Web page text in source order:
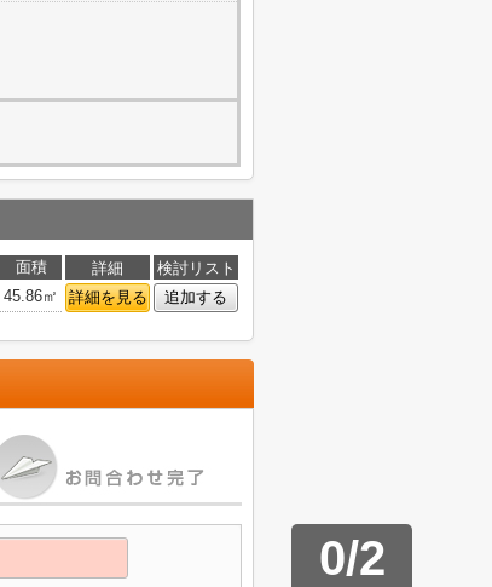
面積 詳細
検討リスト
45.86㎡ 詳細を見る 追加する
0/2